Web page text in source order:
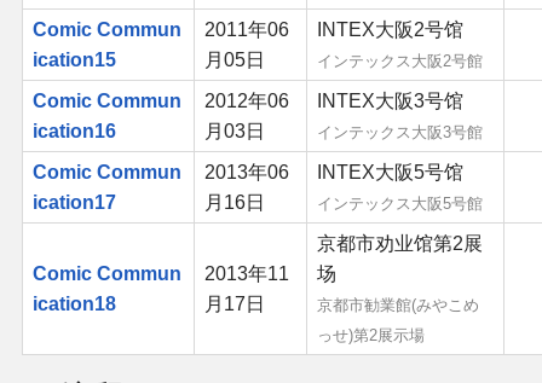
Comic Commun
ication15
2011年06
月05日
INTEX大阪2号馆
インテックス大阪2号館
Comic Commun
ication16
2012年06
月03日
INTEX大阪3号馆
インテックス大阪3号館
Comic Commun
ication17
2013年06
月16日
INTEX大阪5号馆
インテックス大阪5号館
Comic Commun
ication18
2013年11
月17日
京都市劝业馆第2展
场
京都市勧業館(みやこめ
っせ)第2展示場
捐款支持